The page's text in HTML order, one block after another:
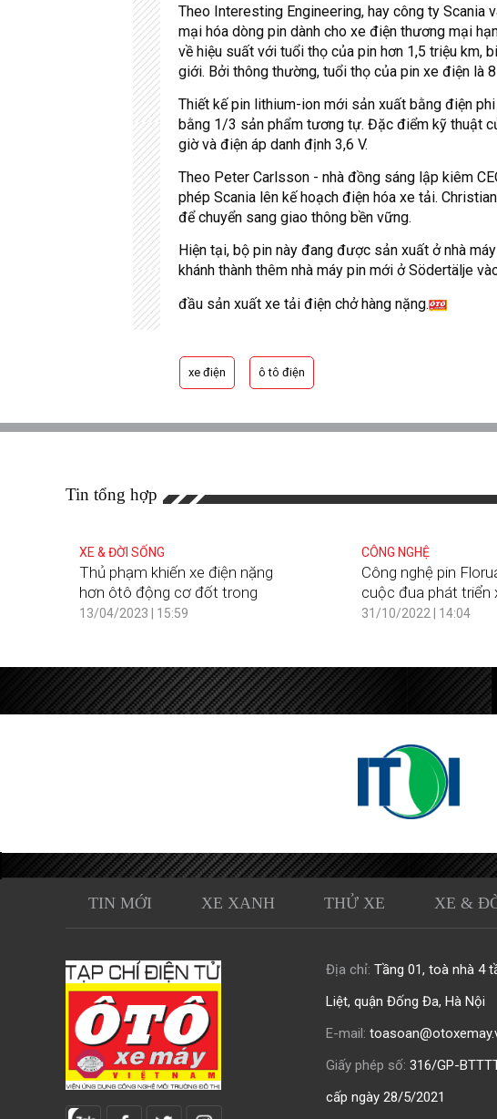
Theo Interesting Engineering, hay công ty
mại hóa dòng pin dành cho xe điện thương mại
về hiệu suất với tuổi thọ của pin hơn 1,5 triệu km,
giới. Bởi thông thường, tuổi thọ của pin xe điện là
Thiết kế pin lithium-ion mới sản xuất bằng điện
bằng 1/3 sản phẩm tương tự. Đặc điểm kỹ thuật
giờ và điện áp danh định 3,6 V.
Theo Peter Carlsson - nhà đồng sáng lập kiêm
phép Scania lên kế hoạch điện hóa xe tải.
để chuyển sang giao thông bền vững.
Hiện tại, bộ pin này đang được sản xuất ở nhà
khánh thành thêm nhà máy pin mới ở Södertälje
đầu sản xuất xe tải điện chở hàng nặng.
xe điện ô tô điện
Tin tổng hợp
XE & ĐỜI SỐNG
Thủ phạm khiến xe điện nặng
hơn ôtô động cơ đốt trong
13/04/2023 | 15:59
CÔNG NGHỆ
Công nghệ pin
cuộc đua phát triển
31/10/2022 | 14:04
TIN MỚI XE XANH THỬ XE XE &
Địa chỉ: Tầng 01, toà nhà 4
Liệt, quận Đống Đa, Hà Nội
E-mail:
Giấy phép số: 316/GP-
cấp ngày 28/5/2021